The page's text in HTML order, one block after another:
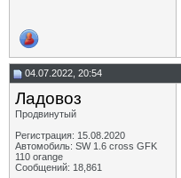
04.07.2022, 20:54
Ладовоз
Продвинутый
Регистрация: 15.08.2020
Автомобиль: SW 1.6 cross GFK
110 orange
Сообщений: 18,861